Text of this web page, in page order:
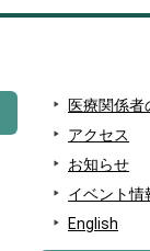
医療関係者
アクセス
お知らせ
イベント情
English